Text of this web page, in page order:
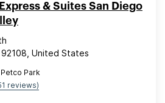
& Suites San Diego
United States
Park
reviews)